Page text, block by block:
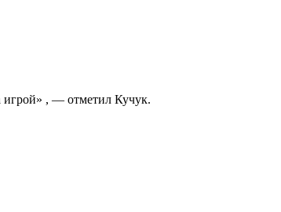
игрой» , — отметил Кучук.